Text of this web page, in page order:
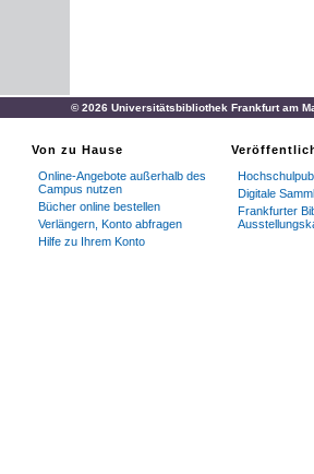
© 2026 Universitätsbibliothek Frankfurt am
Von zu Hause
Online-Angebote außerhalb des
Campus nutzen
Bücher online bestellen
Verlängern, Konto abfragen
Hilfe zu Ihrem Konto
Digitale
Frankfurter